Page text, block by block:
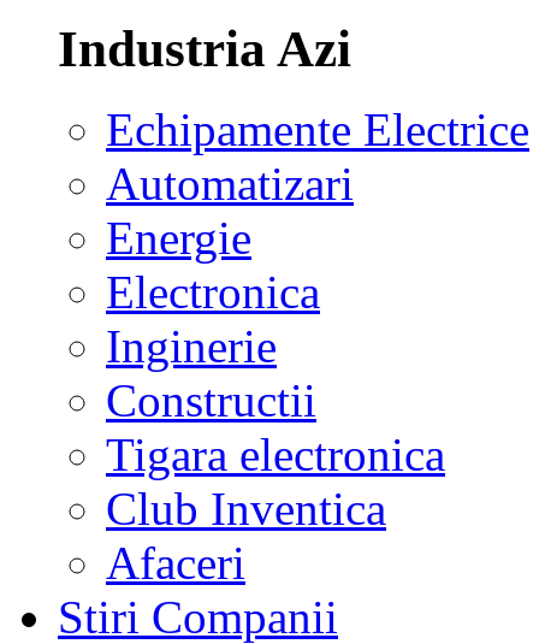
Industria Azi
Echipamente Electrice
Automatizari
Energie
Electronica
Inginerie
Constructii
Tigara electronica
Club Inventica
Afaceri
Stiri Companii